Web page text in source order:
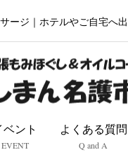
ージ｜ホテルやご自宅へ
ベント
EVENT
よくある質問
Q and A